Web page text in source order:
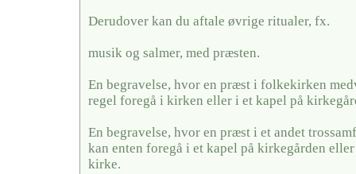
Derudover kan du aftale øvrige ritualer, fx.
musik og salmer, med præsten.
En begravelse, hvor en præst i folkekirken
regel foregå i kirken eller i et kapel på
En begravelse, hvor en præst i et andet
kan enten foregå i et kapel på kirkegården
kirke.